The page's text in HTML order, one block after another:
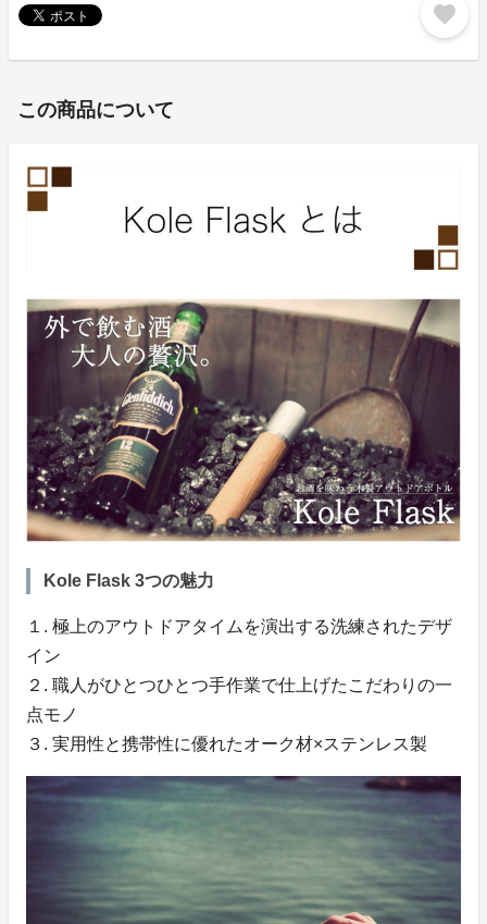
favorite
この商品について
Kole Flask 3つの魅力
１. 極上のアウトドアタイムを演出する洗練されたデザ
イン
２. 職人がひとつひとつ手作業で仕上げたこだわりの一
点モノ
３. 実用性と携帯性に優れたオーク材×ステンレス製